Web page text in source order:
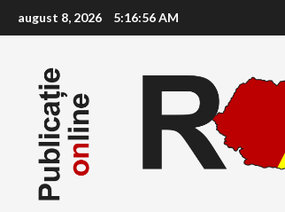
to
august 8, 2026 5:16:57 AM